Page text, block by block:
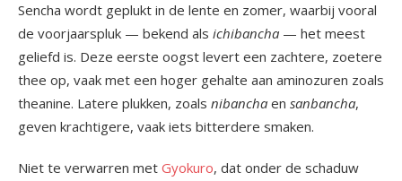
Sencha wordt geplukt in de lente en zomer, waarbij vooral
de voorjaarspluk — bekend als ichibancha — het meest
geliefd is. Deze eerste oogst levert een zachtere, zoetere
thee op, vaak met een hoger gehalte aan aminozuren zoals
theanine. Latere plukken, zoals nibancha en sanbancha,
geven krachtigere, vaak iets bitterdere smaken.
Niet te verwarren met Gyokuro, dat onder de schaduw